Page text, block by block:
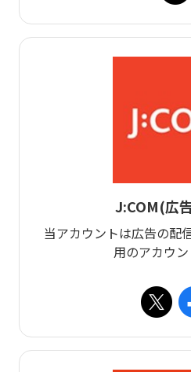
J:COM(広
当アカウントは広告の配
用のアカウン